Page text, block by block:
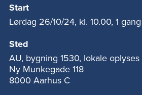
Start
Lørdag 26/10/24, kl. 10.00, 1 gang
Sted
AU, bygning 1530, lokale
Ny Munkegade 118
8000 Aarhus C